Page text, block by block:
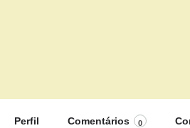
Perfil Comentários 0